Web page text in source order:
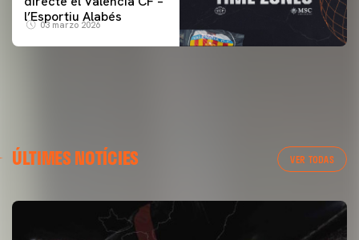
l’Esportiu Alabés
03 marzo 2026
ÚLTIMES NOTÍCIES VER TODAS